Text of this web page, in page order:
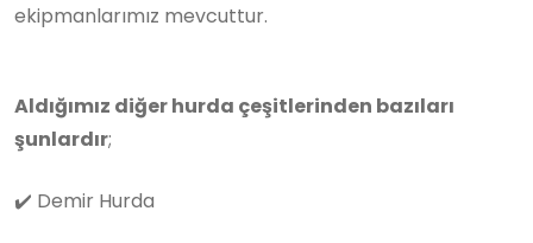
ekipmanlarımız mevcuttur.
Aldığımız diğer hurda çeşitlerinden bazıları
şunlardır;
✔️ Demir Hurda